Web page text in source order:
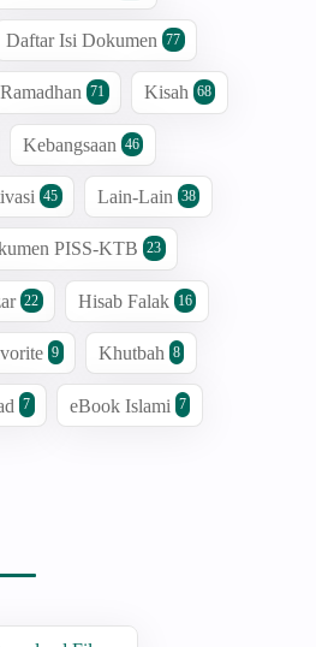
Daftar Isi Dokumen 77
71 Kisah 68
Kebangsaan 46
45 Lain-Lain 38
PISS-KTB 23
22 Hisab Falak 16
9 Khutbah 8
7 eBook Islami 7